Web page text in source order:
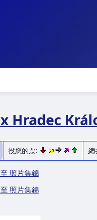
Hradec
投您的票: 總
照片集錦
照片集錦